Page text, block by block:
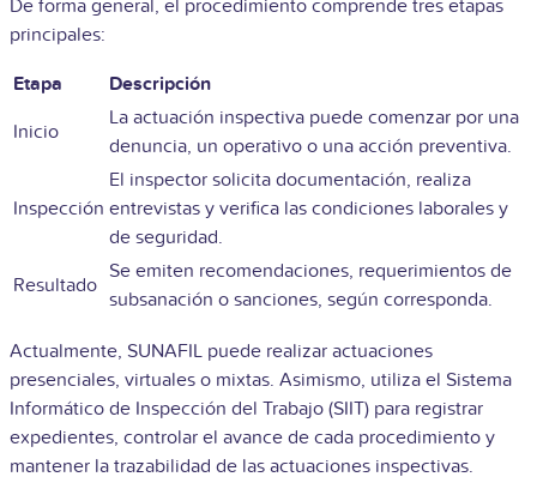
De forma general, el procedimiento comprende tres etapas
principales:
Etapa
Descripción
Inicio
La actuación inspectiva puede comenzar por una
denuncia, un operativo o una acción preventiva.
Inspección
El inspector solicita documentación, realiza
entrevistas y verifica las condiciones laborales y
de seguridad.
Resultado
Se emiten recomendaciones, requerimientos de
subsanación o sanciones, según corresponda.
Actualmente, SUNAFIL puede realizar actuaciones
presenciales, virtuales o mixtas. Asimismo, utiliza el Sistema
Informático de Inspección del Trabajo (SIIT) para registrar
expedientes, controlar el avance de cada procedimiento y
mantener la trazabilidad de las actuaciones inspectivas.